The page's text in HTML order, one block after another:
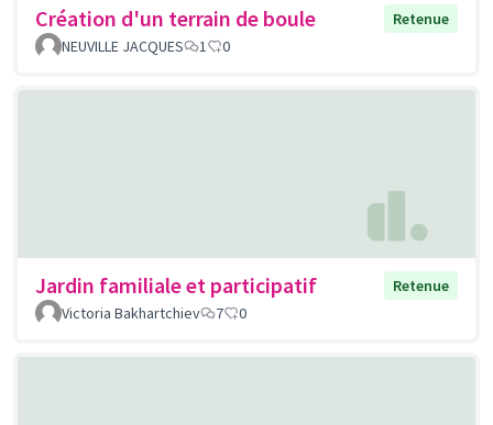
Création d'un terrain de boule
Retenue
NEUVILLE JACQUES
1 0
Jardin familiale et participatif
Retenue
Victoria Bakhartchiev
7 0